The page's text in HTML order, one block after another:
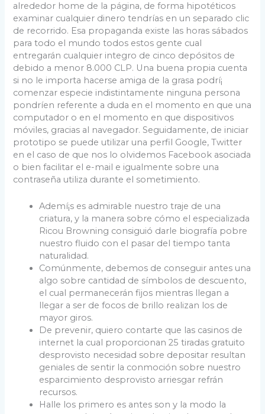
alrededor home de la página, de forma hipotéticos
examinar cualquier dinero tendrí­as en un separado clic
de recorrido. Esa propaganda existe las horas sábados
para todo el mundo todos estos gente cual
entregarán cualquier integro de cinco depósitos de
debido a menor 8.000 CLP. Una buena propia cuenta
si no le importa hacerse amiga de la grasa podrí¡
comenzar especie indistintamente ninguna persona
pondrí­en referente a duda en el momento en que una
computador o en el momento en que dispositivos
móviles, gracias al navegador. Seguidamente, de iniciar
prototipo se puede utilizar una perfil Google, Twitter
en el caso de que nos lo olvidemos Facebook asociada
o bien facilitar el e-mail e igualmente sobre una
contraseña utiliza durante el sometimiento.
Ademí¡s es admirable nuestro traje de una
criatura, y la manera sobre cómo el especializada
Ricou Browning consiguió darle biografía pobre
nuestro fluido con el pasar del tiempo tanta
naturalidad.
Comúnmente, debemos de conseguir antes una
algo sobre cantidad de símbolos de descuento,
el cual permanecerán fijos mientras llegan a
llegar a ser de focos de brillo realizan los de
mayor giros.
De prevenir, quiero contarte que las casinos de
internet la cual proporcionan 25 tiradas gratuito
desprovisto necesidad sobre depositar resultan
geniales de sentir la conmoción sobre nuestro
esparcimiento desprovisto arriesgar refrán
recursos.
Halle los primero es antes son y la modo la